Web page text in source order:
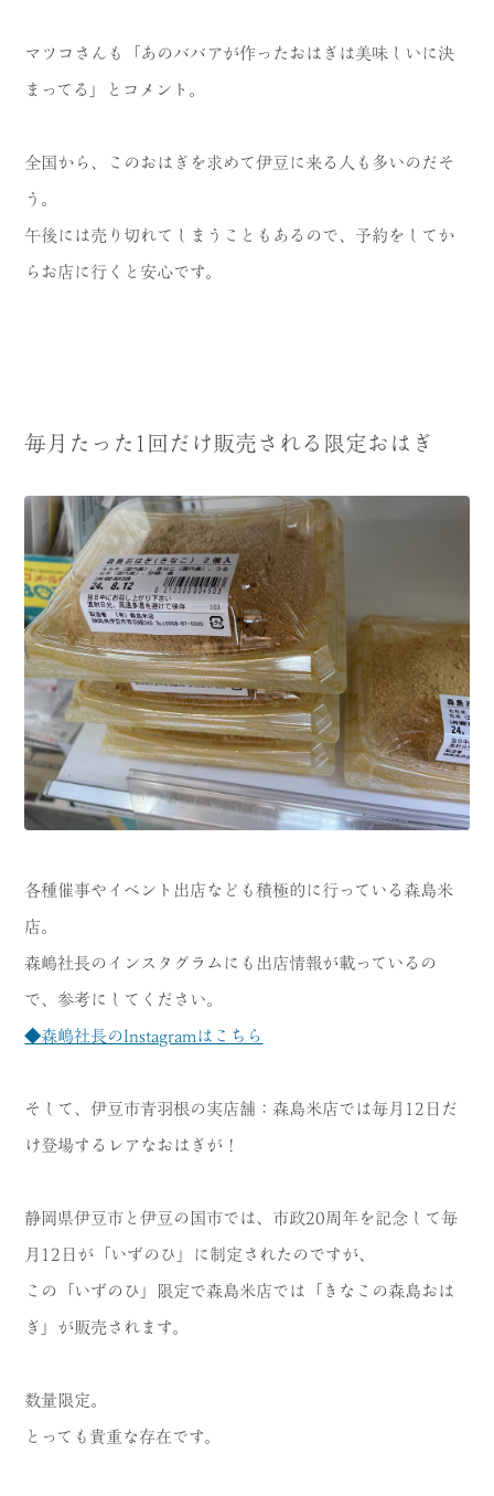
マツコさんも「あのババアが作ったおはぎは美味しいに決
まってる」とコメント。
全国から、このおはぎを求めて伊豆に来る人も多いのだそ
う。
午後には売り切れてしまうこともあるので、予約をしてか
らお店に行くと安心です。
毎月たった1回だけ販売される限定おはぎ
各種催事やイベント出店なども積極的に行っている森島米
店。
森嶋社長のインスタグラムにも出店情報が載っているの
で、参考にしてください。
◆森嶋社長のInstagramはこちら
そして、伊豆市青羽根の実店舗：森島米店では毎月12日だ
け登場するレアなおはぎが！
静岡県伊豆市と伊豆の国市では、市政20周年を記念して毎
月12日が「いずのひ」に制定されたのですが、
この「いずのひ」限定で森島米店では「きなこの森島おは
ぎ」が販売されます。
数量限定。
とっても貴重な存在です。